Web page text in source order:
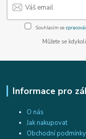
Souhlasím se
Můžete se
Informace pro
O nás
Jak nakupovat
Obchodní podmínky